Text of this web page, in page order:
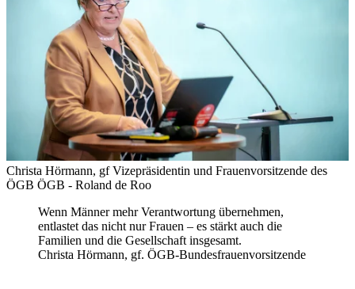
Christa Hörmann, gf Vizepräsidentin und Frauenvorsitzende des
ÖGB ÖGB - Roland de Roo
Wenn Männer mehr Verantwortung übernehmen,
entlastet das nicht nur Frauen – es stärkt auch die
Familien und die Gesellschaft insgesamt.
Christa Hörmann, gf. ÖGB-Bundesfrauenvorsitzende